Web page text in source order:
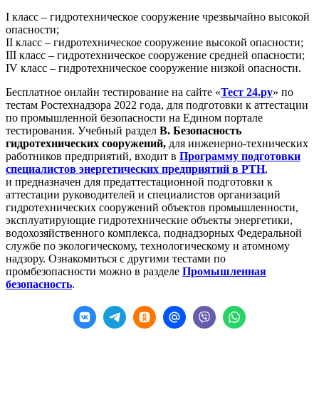
I класс – гидротехническое сооружение чрезвычайно высокой
опасности;
II класс – гидротехническое сооружение высокой опасности;
III класс – гидротехническое сооружение средней опасности;
IV класс – гидротехническое сооружение низкой опасности.
Бесплатное онлайн тестирование на сайте «Тест 24.ру» по
тестам Ростехнадзора 2022 года, для подготовки к аттестации
по промышленной безопасности на Едином портале
тестирования. Учебный раздел В. Безопасность
гидротехнических сооружений, для инженерно-технических
работников предприятий, входит в Программу подготовки
специалистов энергетических предприятий в РТН,
и предназначен для предаттестационной подготовки к
аттестации руководителей и специалистов организаций
гидротехнических сооружений объектов промышленности,
эксплуатирующие гидротехнические объекты энергетики,
водохозяйственного комплекса, поднадзорных Федеральной
службе по экологическому, технологическому и атомному
надзору. Ознакомиться с другими тестами по
промбезопасности можно в разделе Промышленная
безопасность.